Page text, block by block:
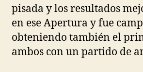
pisada y los resultados
en ese Apertura y fue
obteniendo también el
ambos con un partido de